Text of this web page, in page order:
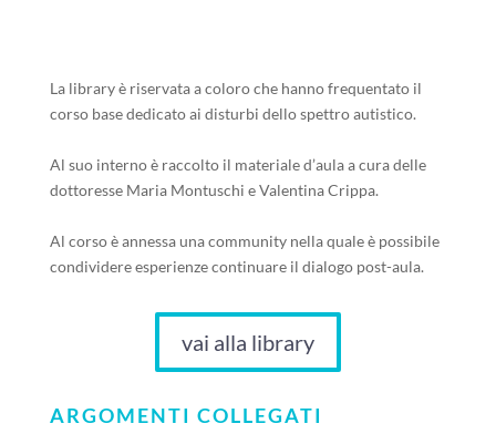
La library è riservata a coloro che hanno frequentato il
corso base dedicato ai disturbi dello spettro autistico.
Al suo interno è raccolto il materiale d’aula a cura delle
dottoresse Maria Montuschi e Valentina Crippa.
Al corso è annessa una community nella quale è possibile
condividere esperienze continuare il dialogo post-aula.
vai alla library
ARGOMENTI COLLEGATI